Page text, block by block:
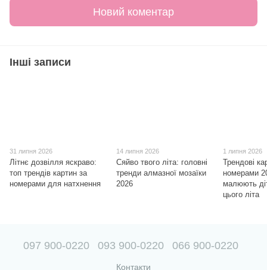
Новий коментар
Інші записи
31 липня 2026
Літнє дозвілля яскраво:
топ трендів картин за
номерами для натхнення
14 липня 2026
Сяйво твого літа: головні
тренди алмазної мозаїки
2026
1 липня 2026
Трендові
номерами
малюють
цього літа
097 900-0220 093 900-0220 066 900-0220
Контакти